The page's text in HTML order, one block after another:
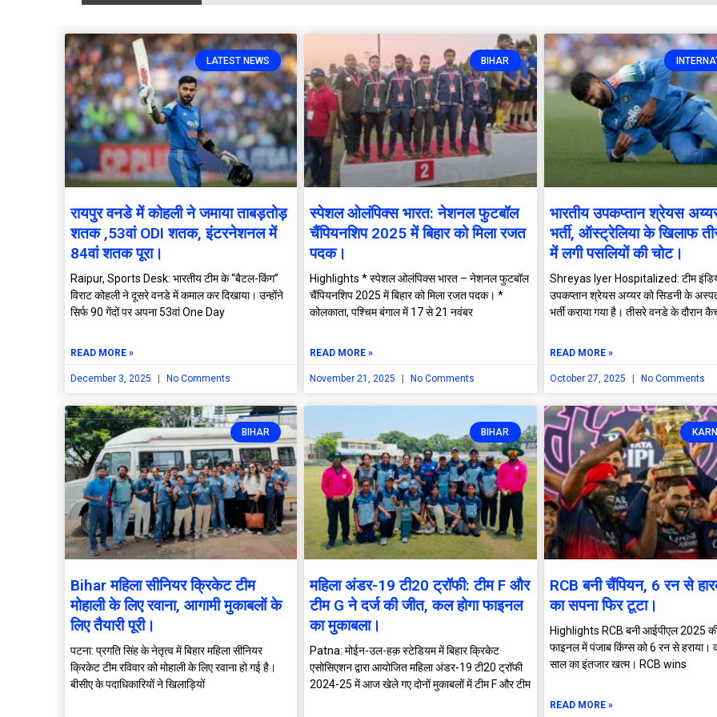
LATEST NEWS
रायपुर वनडे में कोहली ने जमाया ताबड़तोड़
शतक ,53वां ODI शतक, इंटरनेशनल में
84वां शतक पूरा।
Raipur, Sports Desk: भारतीय टीम के “बैटल-किंग”
विराट कोहली ने दूसरे वनडे में कमाल कर दिखाया। उन्होंने
सिर्फ 90 गेंदों पर अपना 53वां One Day
READ MORE »
December 3, 2025 No Comments
BIHAR
स्पेशल ओलंपिक्स भारत: नेशनल फुटबॉल
चैंपियनशिप 2025 में बिहार को मिला रजत
पदक।
Highlights * स्पेशल ओलंपिक्स भारत – नेशनल फुटबॉल
चैंपियनशिप 2025 में बिहार को मिला रजत पदक। *
कोलकाता, पश्चिम बंगाल में 17 से 21 नवंबर
READ MORE »
November 21, 2025 No Comments
भारतीय उपकप्तान श्रेयस
भर्ती, ऑस्ट्रेलिया के खिलाफ
में लगी पसलियों की चोट।
Shreyas Iyer Hospitalized: टीम
उपकप्तान श्रेयस अय्यर को सिडनी के
भर्ती कराया गया है। तीसरे वनडे के दौरान
READ MORE »
October 27, 2025 No Comments
BIHAR
Bihar महिला सीनियर क्रिकेट टीम
मोहाली के लिए रवाना, आगामी मुकाबलों के
लिए तैयारी पूरी।
पटना: प्रगति सिंह के नेतृत्व में बिहार महिला सीनियर
क्रिकेट टीम रविवार को मोहाली के लिए रवाना हो गई है।
बीसीए के पदाधिकारियों ने खिलाड़ियों
BIHAR
महिला अंडर-19 टी20 ट्रॉफी: टीम F और
टीम G ने दर्ज की जीत, कल होगा फाइनल
का मुकाबला।
Patna: मोईन-उल-हक़ स्टेडियम में बिहार क्रिकेट
एसोसिएशन द्वारा आयोजित महिला अंडर-19 टी20 ट्रॉफी
2024-25 में आज खेले गए दोनों मुकाबलों में टीम F और टीम
RCB बनी चैंपियन, 6 रन से
का सपना फिर टूटा।
Highlights RCB बनी आईपीएल 2025
फाइनल में पंजाब किंग्स को 6 रन से हराया।
साल का इंतजार खत्म। RCB wins
READ MORE »